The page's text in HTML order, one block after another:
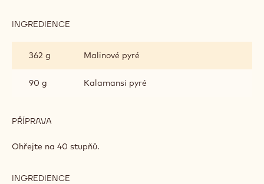
INGREDIENCE
PĚNA
(NA
DEZERTY)
362 g Malinové pyré
90 g Kalamansi pyré
PŘÍPRAVA
ČOKOLÁDOVÁ
DEZERTY)
Ohřejte na 40 stupňů.
INGREDIENCE